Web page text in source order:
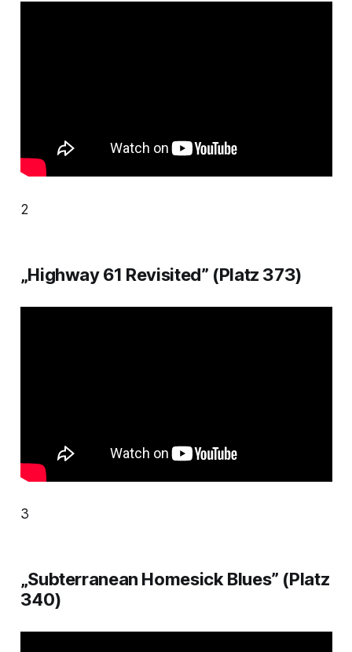
2
„Highway 61 Revisited” (Platz 373)
3
„Subterranean Homesick Blues” (Platz
340)